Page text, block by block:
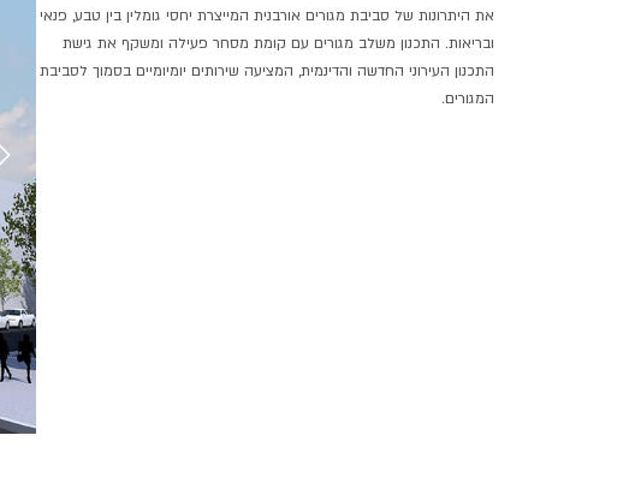
את היתרונות של סביבת מגורים אורבנית המייצרת יחסי גומלין בין טבע, פנאי
ובריאות. התכנון משלב מגורים עם קומת מסחר פעילה ומשקף את גישת
התכנון העירוני החדשה והדינמית, המציעה שירותים יומיומיים בסמוך לסביבת
המגורים.